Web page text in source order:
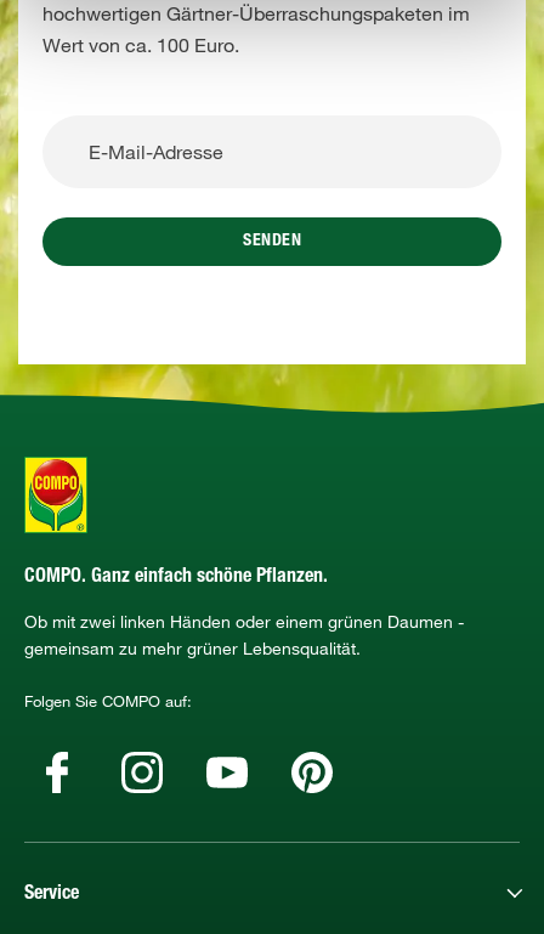
hochwertigen Gärtner-Überraschungspaketen im
Wert von ca. 100 Euro.
SENDEN
COMPO. Ganz einfach schöne Pflanzen.
Ob mit zwei linken Händen oder einem grünen Daumen -
gemeinsam zu mehr grüner Lebensqualität.
Folgen Sie COMPO auf:
Service